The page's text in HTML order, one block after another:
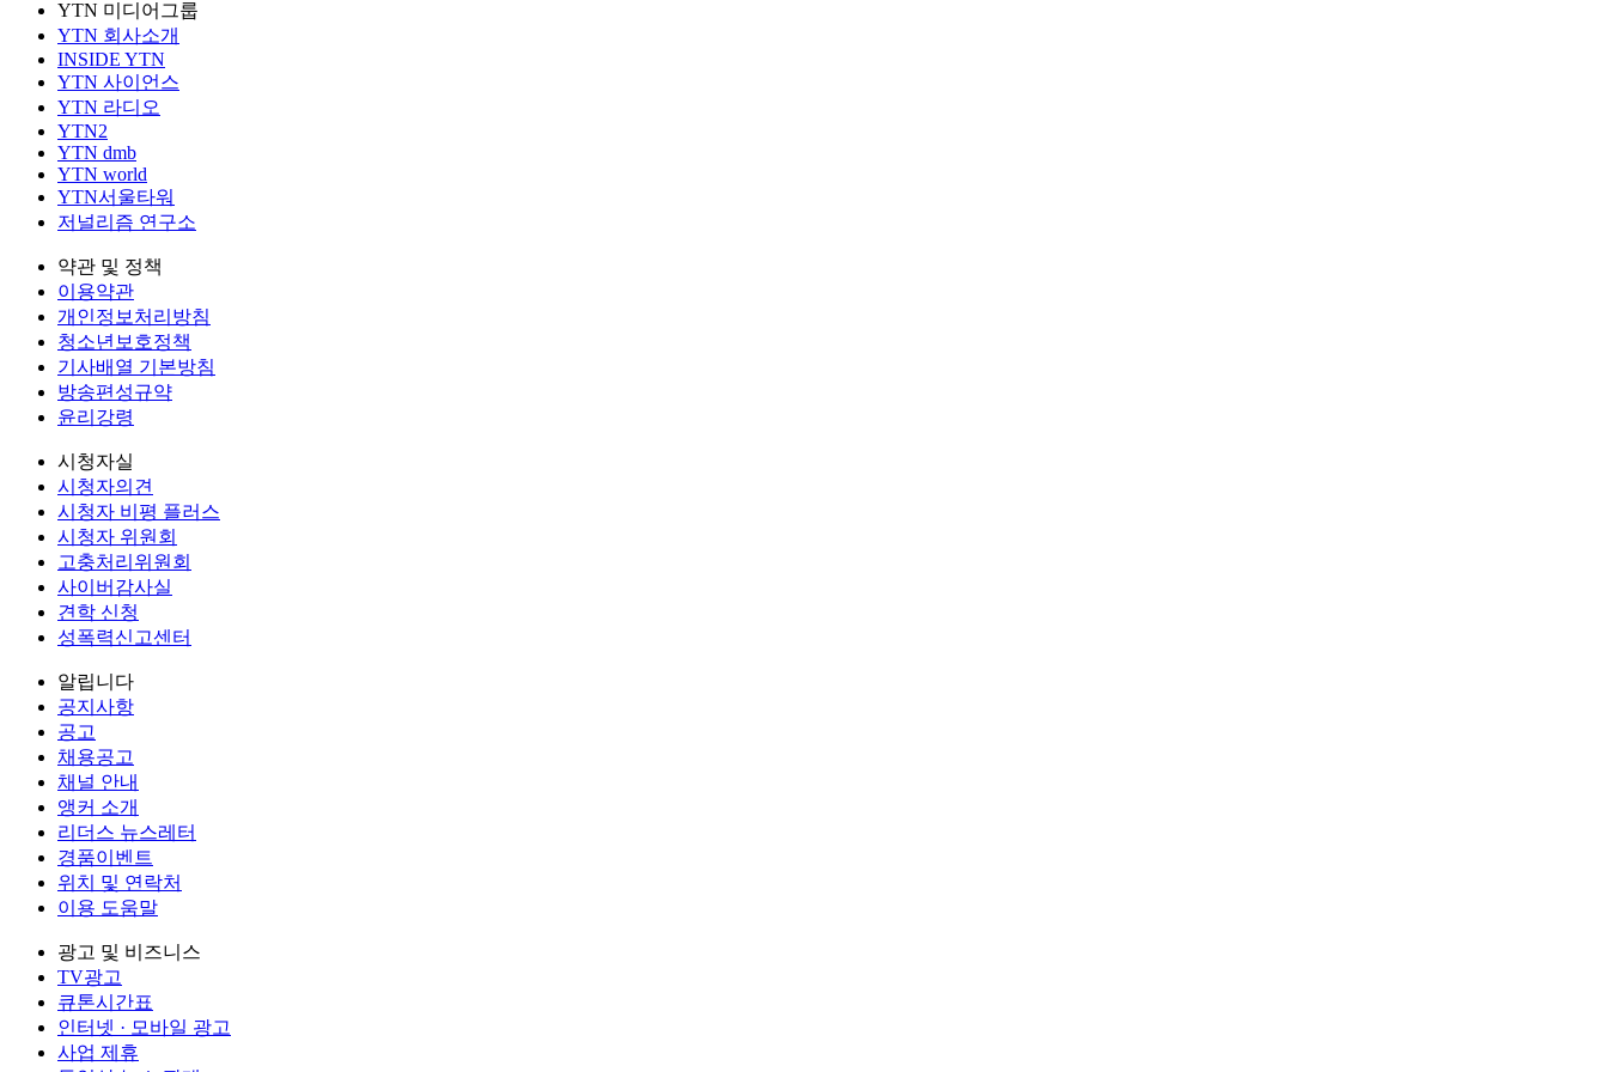
YTN 미디어그룹
YTN 회사소개
INSIDE YTN
YTN 사이언스
YTN 라디오
YTN2
YTN dmb
YTN world
YTN서울타워
저널리즘 연구소
약관 및 정책
이용약관
개인정보처리방침
청소년보호정책
기사배열 기본방침
방송편성규약
윤리강령
시청자실
시청자의견
시청자 비평 플러스
시청자 위원회
고충처리위원회
사이버감사실
견학 신청
성폭력신고센터
알립니다
공지사항
공고
채용공고
채널 안내
앵커 소개
리더스 뉴스레터
경품이벤트
위치 및 연락처
이용 도움말
광고 및 비즈니스
TV광고
큐톤시간표
인터넷 · 모바일 광고
사업 제휴